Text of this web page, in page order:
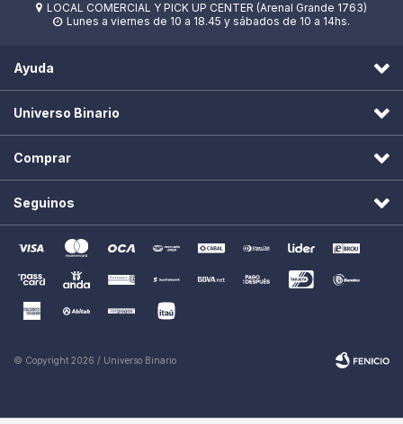
 LOCAL COMERCIAL Y PICK UP CENTER (Arenal Grande 1763)
 Lunes a viernes de 10 a 18.45 y sábados de 10 a 14hs.
Ayuda
Universo Binario
Comprar
Seguinos
© Copyright 2026 / Universo Binario